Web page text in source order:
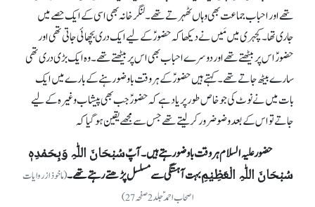
تھے اور احباب جماعت بھی وہاں ٹھہرتے تھے۔ لنگر خانہ بھی اسی کے ایک حصے میں
جاری تھا۔ کچہری میں مَیں نے دیکھا کہ حضورؑ کے لیے ایک دری بچھائی جاتی تھی اور
حضورؑ اس پر بیٹھتے تھے اور دوسرے احباب بھی اس پر بیٹھتے تھے۔وہ ایک بڑی دری تھی
سارے بیٹھ جاتے تھے۔ کہتے ہیں حضورؑ کے ہر وقت باوضو رہنے کے بارے میں ایک
بات میں نے نوٹ کی جو خاص طور پر یاد ہے کہ حضورؑ جب بھی پیشاب وغیرہ کے لیے
جاتے تو اس کے بعد وضو ضرور کر لیتے تھے جس سے مجھے یقین ہو گیا کہ
حضور علیہ السلام ہر وقت باوضو رہتے ہیں۔ آپؑسُبْحَانَ اللّٰہِ وَبِحَمْدِہٖ
سُبْحَانَ اللّٰہِ الْعَظِیْمِبہت آہستگی سے مسلسل پڑھتے رہتے تھے۔(ماخوذ ازروایات
اصحاب احمدؑ جلد 2 صفحہ 27)